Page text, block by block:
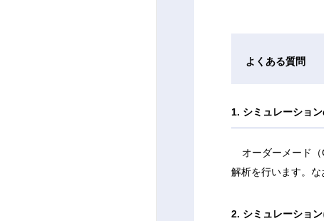
よくある質問
1. シミュレーショ
オーダーメード
解析を行います。な
2. シミュレーショ